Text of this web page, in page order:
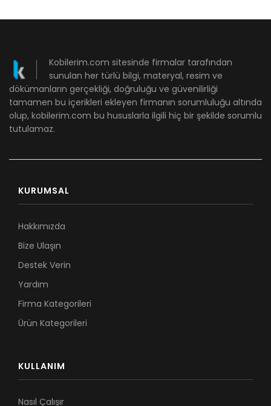
Kobilerim.com sitesinde firmalar tarafından
sunulan her türlü bilgi, materyal, resim ve
dökümanların gerçekliği, doğruluğu ve güvenilirliği
tamamen bu içerikleri ekleyen firmanın sorumluluğu altında
olup, kobilerim.com bu hususlarla ilgili hiç bir şekilde sorumlu
tutulamaz.
KURUMSAL
Hakkımızda
Bize Ulaşın
Destek Verin
Yardım
Firma Kategorileri
Ürün Kategorileri
KULLANIM
Nasıl Çalışır